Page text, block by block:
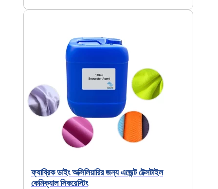
ফ্যাব্রিক ডাইং অক্সিলিয়ারির জন্য এজেন্ট টেক্সটাইল
কেমিক্যাল সিকয়েস্টিং